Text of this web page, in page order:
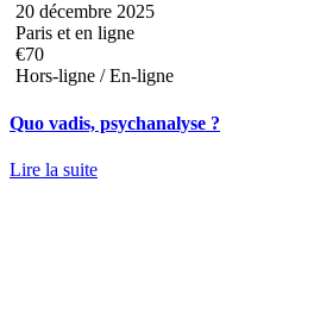
20 décembre 2025
Paris et en ligne
€70
Hors-ligne / En-ligne
Quo vadis, psychanalyse ?
Lire la suite